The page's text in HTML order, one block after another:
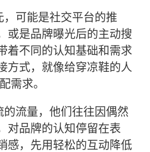
，可能是社交平台的推
或是品牌曝光后的主动搜
着不同的认知基础和需求
方式，就像给穿凉鞋的人
需求。
流量，他们往往因偶然
对品牌的认知停留在表
感，先用轻松的互动降低